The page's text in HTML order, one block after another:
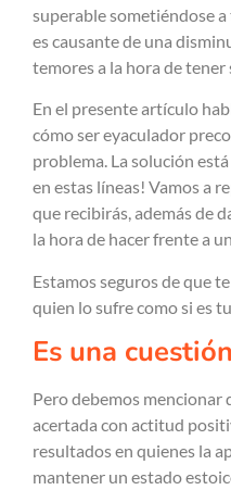
superable sometiéndose
es causante de una
temores a la hora de
En el presente artículo
cómo ser eyaculador
problema. La solución
en estas líneas! Vamos a
que recibirás, además de
la hora de hacer frente a
Estamos seguros de que
quien lo sufre como si es
Es una
Pero debemos mencionar
acertada con actitud
resultados en quienes la
mantener un estado